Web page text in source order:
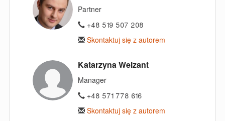
Partner
+48 519 507 208
Skontaktuj się z autorem
Katarzyna Welzant
Manager
+48 571 778 616
Skontaktuj się z autorem